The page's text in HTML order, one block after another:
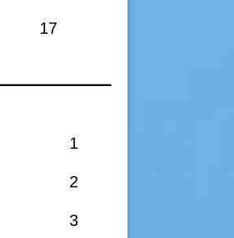
17
1
2
3